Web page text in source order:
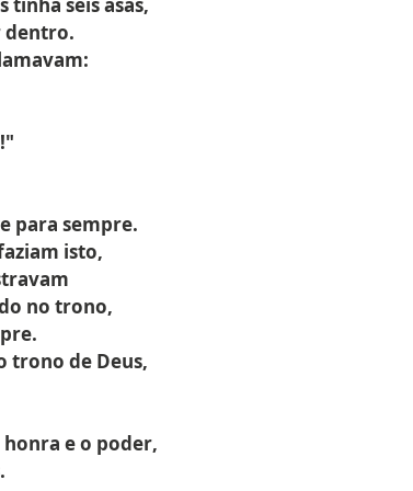
dentro.
para sempre.
isto,
no trono,
trono de Deus,
e o poder,